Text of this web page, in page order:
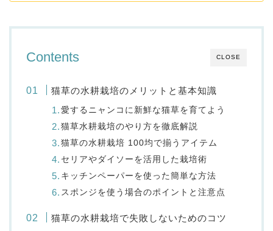
CLOSE
Contents
猫草の水耕栽培のメリットと基本知識
愛するニャンコに新鮮な猫草を育てよう
猫草水耕栽培のやり方を徹底解説
猫草の水耕栽培 100均で揃うアイテム
セリアやダイソーを活用した栽培術
キッチンペーパーを使った簡単な方法
スポンジを使う場合のポイントと注意点
猫草の水耕栽培で失敗しないためのコツ